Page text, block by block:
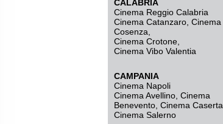
CALABRIA
Cinema Reggio Calabria
Cinema Catanzaro Cinema
Cosenza
Cinema Crotone
Cinema Vibo Valentia
CAMPANIA
Cinema Napoli
Cinema Avellino Cinema
Benevento Cinema Caserta
Cinema Salerno